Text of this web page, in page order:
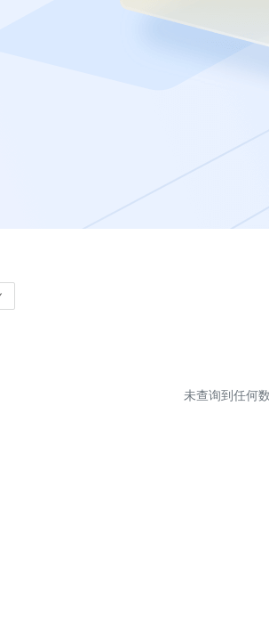
未查询到任何